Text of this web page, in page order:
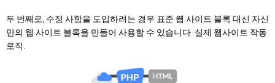
두 번째로, 수정 사항을 도입하려는 경우 표준 웹 사이트 블록 대신 자신
만의 웹 사이트 블록을 만들어 사용할 수 있습니다. 실제 웹사이트 작동
로직.